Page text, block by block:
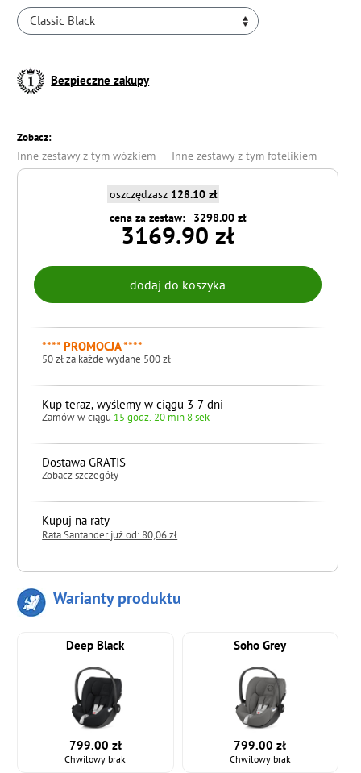
Classic Black
Bezpieczne zakupy
Zobacz:
Inne zestawy z tym wózkiem Inne zestawy z tym fotelikiem
oszczędzasz 128.10 zł
3298.00 zł
cena za zestaw:
3169.90 zł
**** PROMOCJA ****
50 zł za każde wydane 500 zł
Kup teraz, wyślemy w ciągu 3-7 dni
Zamów w ciągu 15 godz. 20 min 6 sek
Dostawa GRATIS
Zobacz szczegóły
Kupuj na raty
Rata Santander już od: 80,06 zł
do koszyka
Warianty produktu
Deep Black
799.00 zł
Chwilowy brak
Soho Grey
799.00 zł
Chwilowy brak